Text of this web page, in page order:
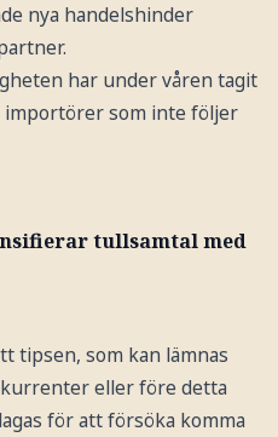
nya handelshinder
har under våren tagit
importörer som inte följer
tullsamtal med
tipsen, som kan lämnas
eller före detta
för att försöka komma